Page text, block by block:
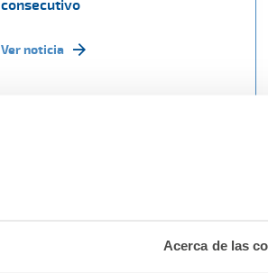
Acerca de las
consecutivo
Ver noticia